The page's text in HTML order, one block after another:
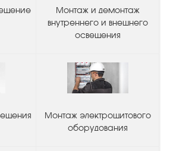
Монтаж и демонтаж
внутреннего и внешнего
освещения
Монтаж электрощитового
оборудования